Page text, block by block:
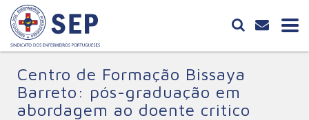
Centro de Formação Bissaya
Barreto: pós-graduação em
abordagem ao doente critico